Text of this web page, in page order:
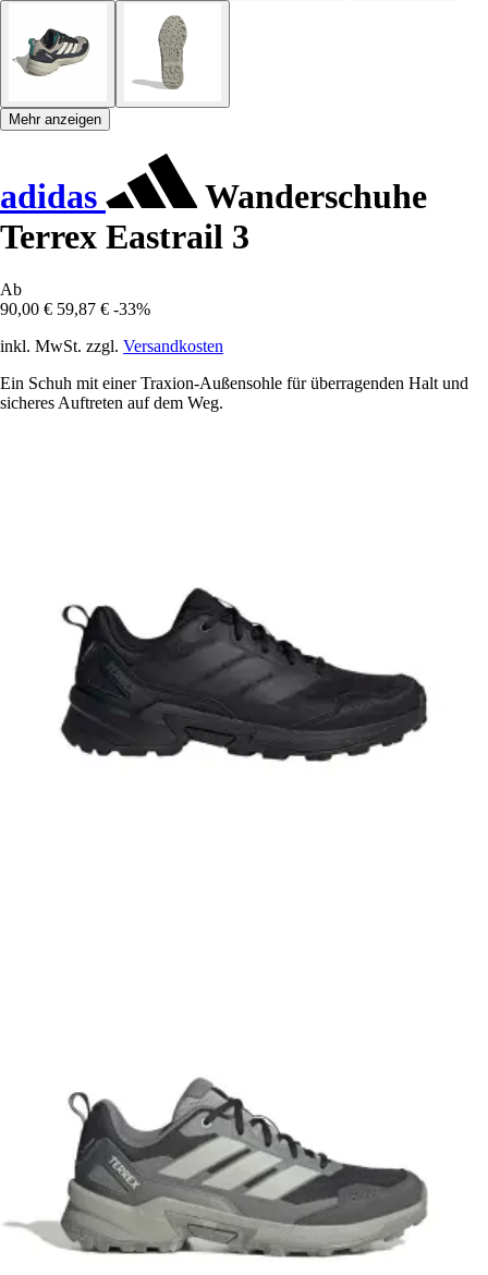
Mehr anzeigen
adidas
Wanderschuhe
Terrex Eastrail 3
Ab
90,00 € 59,87 € -33%
inkl. MwSt. zzgl. Versandkosten
Ein Schuh mit einer Traxion-Außensohle für überragenden Halt und
sicheres Auftreten auf dem Weg.